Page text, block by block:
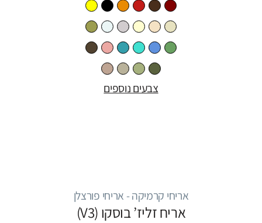
צבעים נוספים
אריחי קרמיקה - אריחי פורצלן
אריח זליז’ בוסקו (V3)